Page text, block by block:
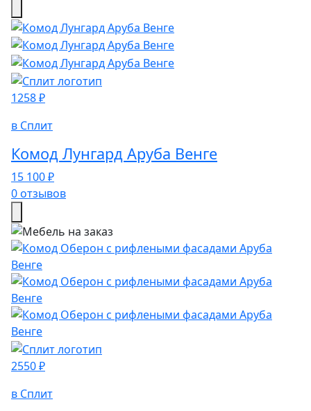
1258 ₽
в Сплит
Комод Лунгард Аруба Венге
15 100 ₽
0 отзывов
2550 ₽
в Сплит